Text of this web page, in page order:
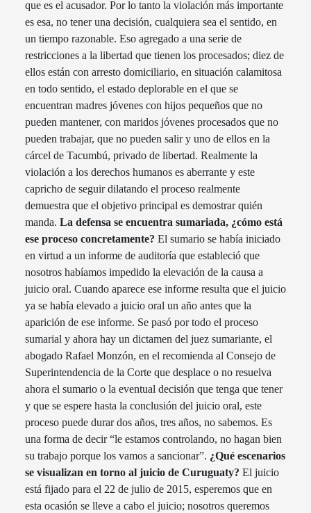
que es el acusador. Por lo tanto la violación más importante
es esa, no tener una decisión, cualquiera sea el sentido, en
un tiempo razonable. Eso agregado a una serie de
restricciones a la libertad que tienen los procesados; diez de
ellos están con arresto domiciliario, en situación calamitosa
en todo sentido, el estado deplorable en el que se
encuentran madres jóvenes con hijos pequeños que no
pueden mantener, con maridos jóvenes procesados que no
pueden trabajar, que no pueden salir y uno de ellos en la
cárcel de Tacumbú, privado de libertad. Realmente la
violación a los derechos humanos es aberrante y este
capricho de seguir dilatando el proceso realmente
demuestra que el objetivo principal es demostrar quién
manda. La defensa se encuentra sumariada, ¿cómo está
ese proceso concretamente? El sumario se había iniciado
en virtud a un informe de auditoría que estableció que
nosotros habíamos impedido la elevación de la causa a
juicio oral. Cuando aparece ese informe resulta que el juicio
ya se había elevado a juicio oral un año antes que la
aparición de ese informe. Se pasó por todo el proceso
sumarial y ahora hay un dictamen del juez sumariante, el
abogado Rafael Monzón, en el recomienda al Consejo de
Superintendencia de la Corte que desplace o no resuelva
ahora el sumario o la eventual decisión que tenga que tener
y que se espere hasta la conclusión del juicio oral, este
proceso puede durar dos años, tres años, no sabemos. Es
una forma de decir “le estamos controlando, no hagan bien
su trabajo porque los vamos a sancionar”. ¿Qué escenarios
se visualizan en torno al juicio de Curuguaty? El juicio
está fijado para el 22 de julio de 2015, esperemos que en
esta ocasión se lleve a cabo el juicio; nosotros queremos